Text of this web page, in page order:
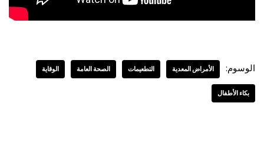
الوسوم: الأمراض المعدية التطعيمات الصحة العامة الوقاية
بكاء الأطفال